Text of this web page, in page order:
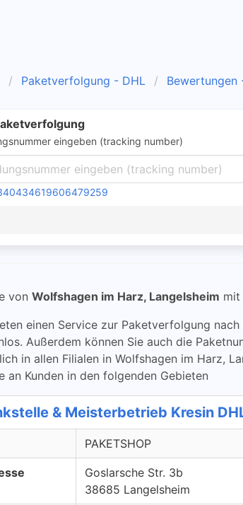
Paketverfolgung - DHL Bewertungen
eingeben (tracking number)
von Wolfshagen im Harz, Langelsheim mit
einen Service zur Paketverfolgung nach
Außerdem können Sie auch die
in allen Filialen in Wolfshagen im Harz,
an Kunden in den folgenden Gebieten
& Meisterbetrieb Kresin
PAKETSHOP
Goslarsche Str. 3b
38685 Langelsheim